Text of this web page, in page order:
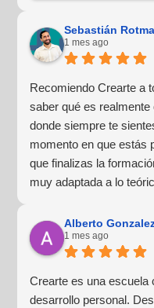
Sebastián
1 mes ago
Recomiendo Crearte a
saber qué es
donde siempre te
momento en que estás
que finalizas la
muy adaptada a lo
¡Para mí fue una
Alberto
1 mes ago
Crearte es una escuela
desarrollo personal.